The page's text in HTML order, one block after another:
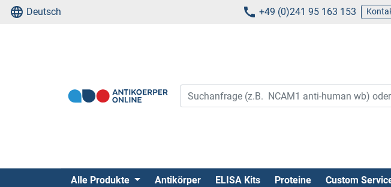
Deutsch +49 (0)241 95 163 153
Alle Produkte Antikörper ELISA Kits Proteine Custom